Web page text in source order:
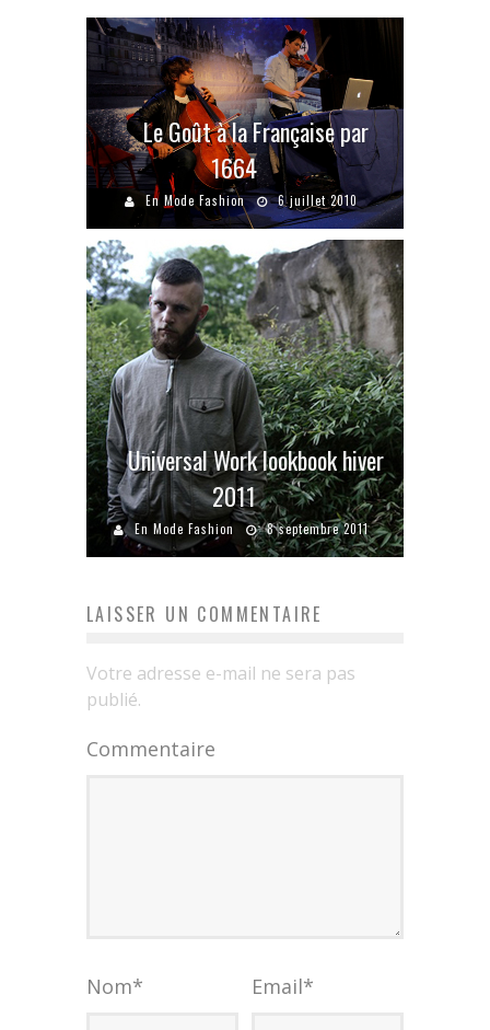
Le Goût à la Française par
1664
En Mode Fashion 6 juillet 2010
Universal Work lookbook hiver
2011
En Mode Fashion 8 septembre 2011
LAISSER UN COMMENTAIRE
Votre adresse e-mail ne sera pas
publié.
Commentaire
Nom* Email*